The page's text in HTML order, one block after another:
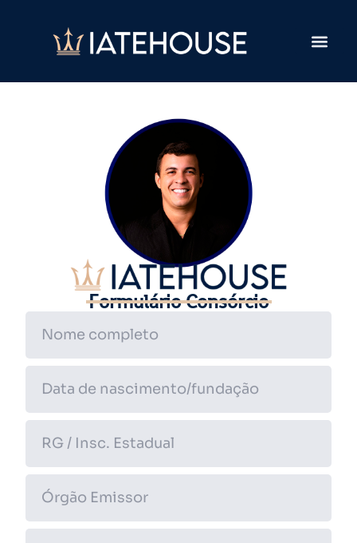
Formulário Consórcio